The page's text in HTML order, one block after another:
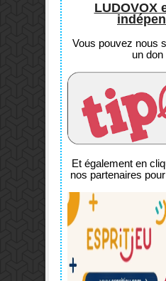
LUDOVOX
Vous pouvez nous
un don
Et également en
nos partenaires